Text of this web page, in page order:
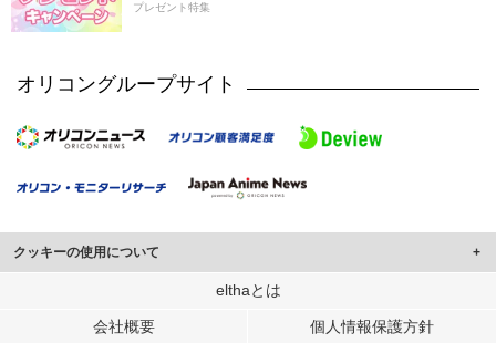
プレゼント特集
オリコングループサイト
クッキーの使用について
このサイトでは Cookie を使用して、ユーザーに合わせたコンテンツや広告の
行っています。
elthaとは
会社概要 個人情報保護方針